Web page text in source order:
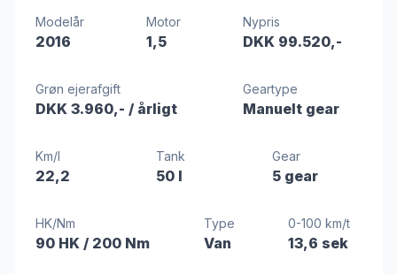
Modelår
2016
Motor
1,5
Nypris
DKK 99.520,-
Grøn ejerafgift
DKK 3.960,- / årligt
Geartype
Manuelt gear
Km/l
22,2
Tank
50 l
Gear
5 gear
HK/Nm
90 HK / 200 Nm
Type
Van
0-100 km/t
13,6 sek